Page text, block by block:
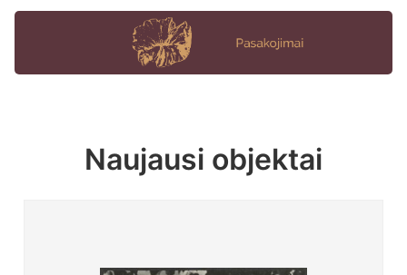
Naujausi objektai